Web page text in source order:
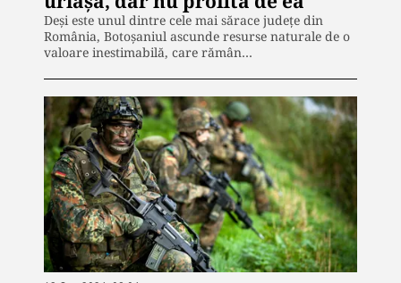
Deși este unul dintre cele mai sărace județe din
România, Botoșaniul ascunde resurse naturale de o
valoare inestimabilă, care rămân…